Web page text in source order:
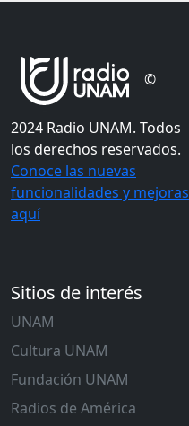
©
2024 Radio UNAM. Todos
los derechos reservados.
Conoce las nuevas
funcionalidades y mejoras
aquí
Sitios de interés
UNAM
Cultura UNAM
Fundación UNAM
Radios de América